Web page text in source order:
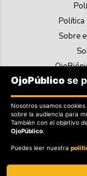
Política
Sobre
Sobre libertad de
OjoPúblico se
Nosotros usamos
sobre la audiencia para
También con el objetivo
OjoPúblico.
Puedes leer nuestra